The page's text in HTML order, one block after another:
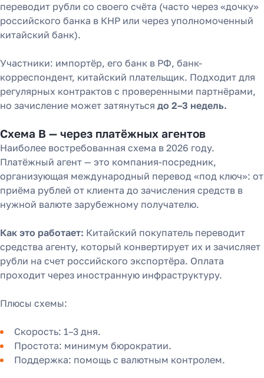
переводит рубли со своего счёта (часто через «дочку»
российского банка в КНР или через уполномоченный
китайский банк).
Участники: импортёр, его банк в РФ, банк-
корреспондент, китайский плательщик. Подходит для
регулярных контрактов с проверенными партнёрами,
но зачисление может затянуться до 2–3 недель.
Схема В — через платёжных агентов
Наиболее востребованная схема в 2026 году.
Платёжный агент — это компания-посредник,
организующая международный перевод «под ключ»: от
приёма рублей от клиента до зачисления средств в
нужной валюте зарубежному получателю.
Как это работает: Китайский покупатель переводит
средства агенту, который конвертирует их и зачисляет
рубли на счет российского экспортёра. Оплата
проходит через иностранную инфраструктуру.
Плюсы схемы:
Скорость: 1–3 дня.
Простота: минимум бюрократии.
Поддержка: помощь с валютным контролем.